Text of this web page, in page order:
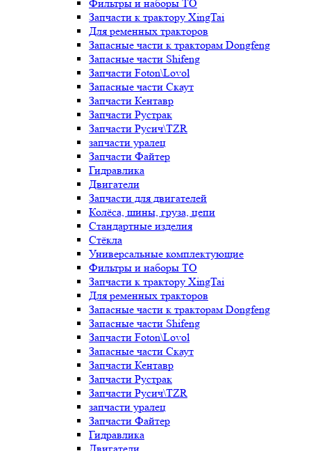
Фильтры и наборы ТО
Запчасти к трактору XingTai
Для ременных тракторов
Запасные части к тракторам Dongfeng
Запасные части Shifeng
Запчасти Foton\Lovol
Запасные части Скаут
Запчасти Кентавр
Запчасти Рустрак
Запчасти Русич\TZR
запчасти уралец
Запчасти Файтер
Гидравлика
Двигатели
Запчасти для двигателей
Колёса, шины, груза, цепи
Стандартные изделия
Стёкла
Универсальные комплектующие
Фильтры и наборы ТО
Запчасти к трактору XingTai
Для ременных тракторов
Запасные части к тракторам Dongfeng
Запасные части Shifeng
Запчасти Foton\Lovol
Запасные части Скаут
Запчасти Кентавр
Запчасти Рустрак
Запчасти Русич\TZR
запчасти уралец
Запчасти Файтер
Гидравлика